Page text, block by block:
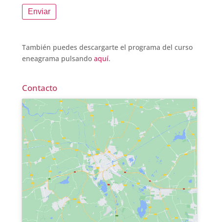
Enviar
También puedes descargarte el programa del curso
eneagrama pulsando aquí.
Contacto